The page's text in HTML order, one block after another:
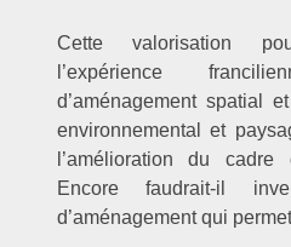
Cette valorisation
l’expérience
d’aménagement spatial
environnemental et
l’amélioration du
Encore faudrait-il
d’aménagement qui